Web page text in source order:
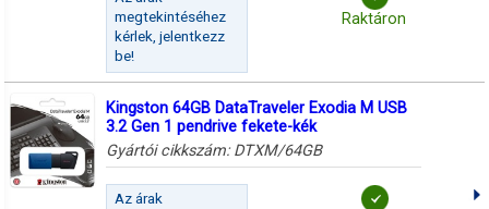
megtekintéséhez
kérlek, jelentkezz
be!
Raktáron
Kingston 64GB DataTraveler Exodia M USB
3.2 Gen 1 pendrive fekete-kék
Gyártói cikkszám: DTXM/64GB
Az árak